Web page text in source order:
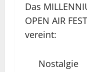
Das
OPEN AIR
vereint:
Nostalgie